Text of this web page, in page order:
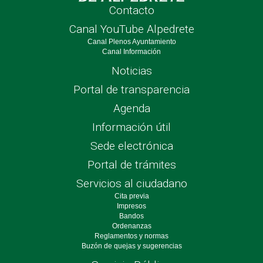
Contacto
Canal YouTube Alpedrete
Canal Plenos Ayuntamiento
Canal Información
Noticias
Portal de transparencia
Agenda
Información útil
Sede electrónica
Portal de trámites
Servicios al ciudadano
Cita previa
Impresos
Bandos
Ordenanzas
Reglamentos y normas
Buzón de quejas y sugerencias